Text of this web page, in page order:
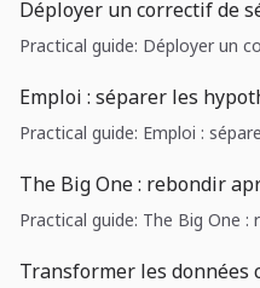
Déployer un correctif de
Practical guide: Déployer un
Emploi : séparer les
Practical guide: Emploi :
The Big One : rebondir
Practical guide: The Big One
Transformer les données